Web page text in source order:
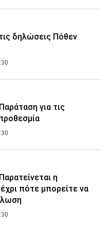
δηλώσεις Πόθεν
για τις
η
πότε μπορείτε να